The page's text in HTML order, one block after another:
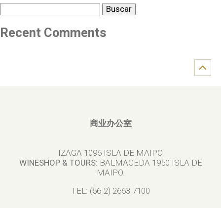
Recent Comments
商业办公室
IZAGA 1096 ISLA DE MAIPO
WINESHOP & TOURS: BALMACEDA 1950 ISLA DE
MAIPO.
TEL: (56-2) 2663 7100